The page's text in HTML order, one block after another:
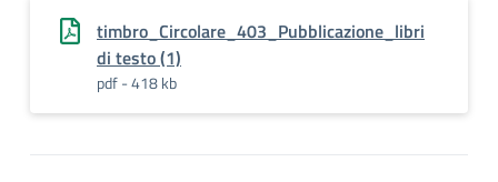
timbro_Circolare_403_Pubblicazione_libri
di testo (1)
pdf - 418 kb